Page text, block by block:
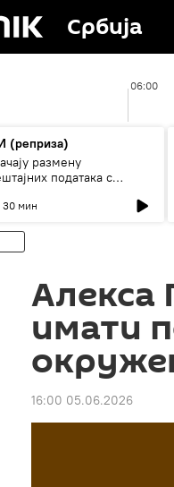
Србија
06:00
(реприза)
размену
података с
30 мин
Алекса
имати
16:00 05.06.2026